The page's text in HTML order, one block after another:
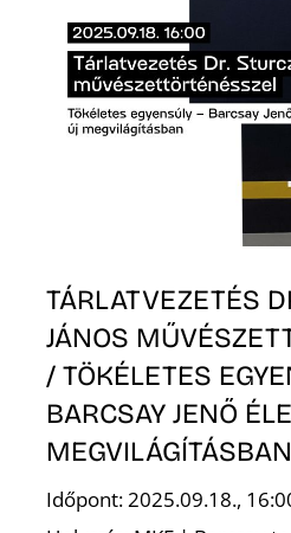
TÁRLATVEZETÉS
JÁNOS
/ TÖKÉLETES
BARCSAY JENŐ
MEGVILÁGÍTÁSBAN
Időpont: 2025.09.18.,